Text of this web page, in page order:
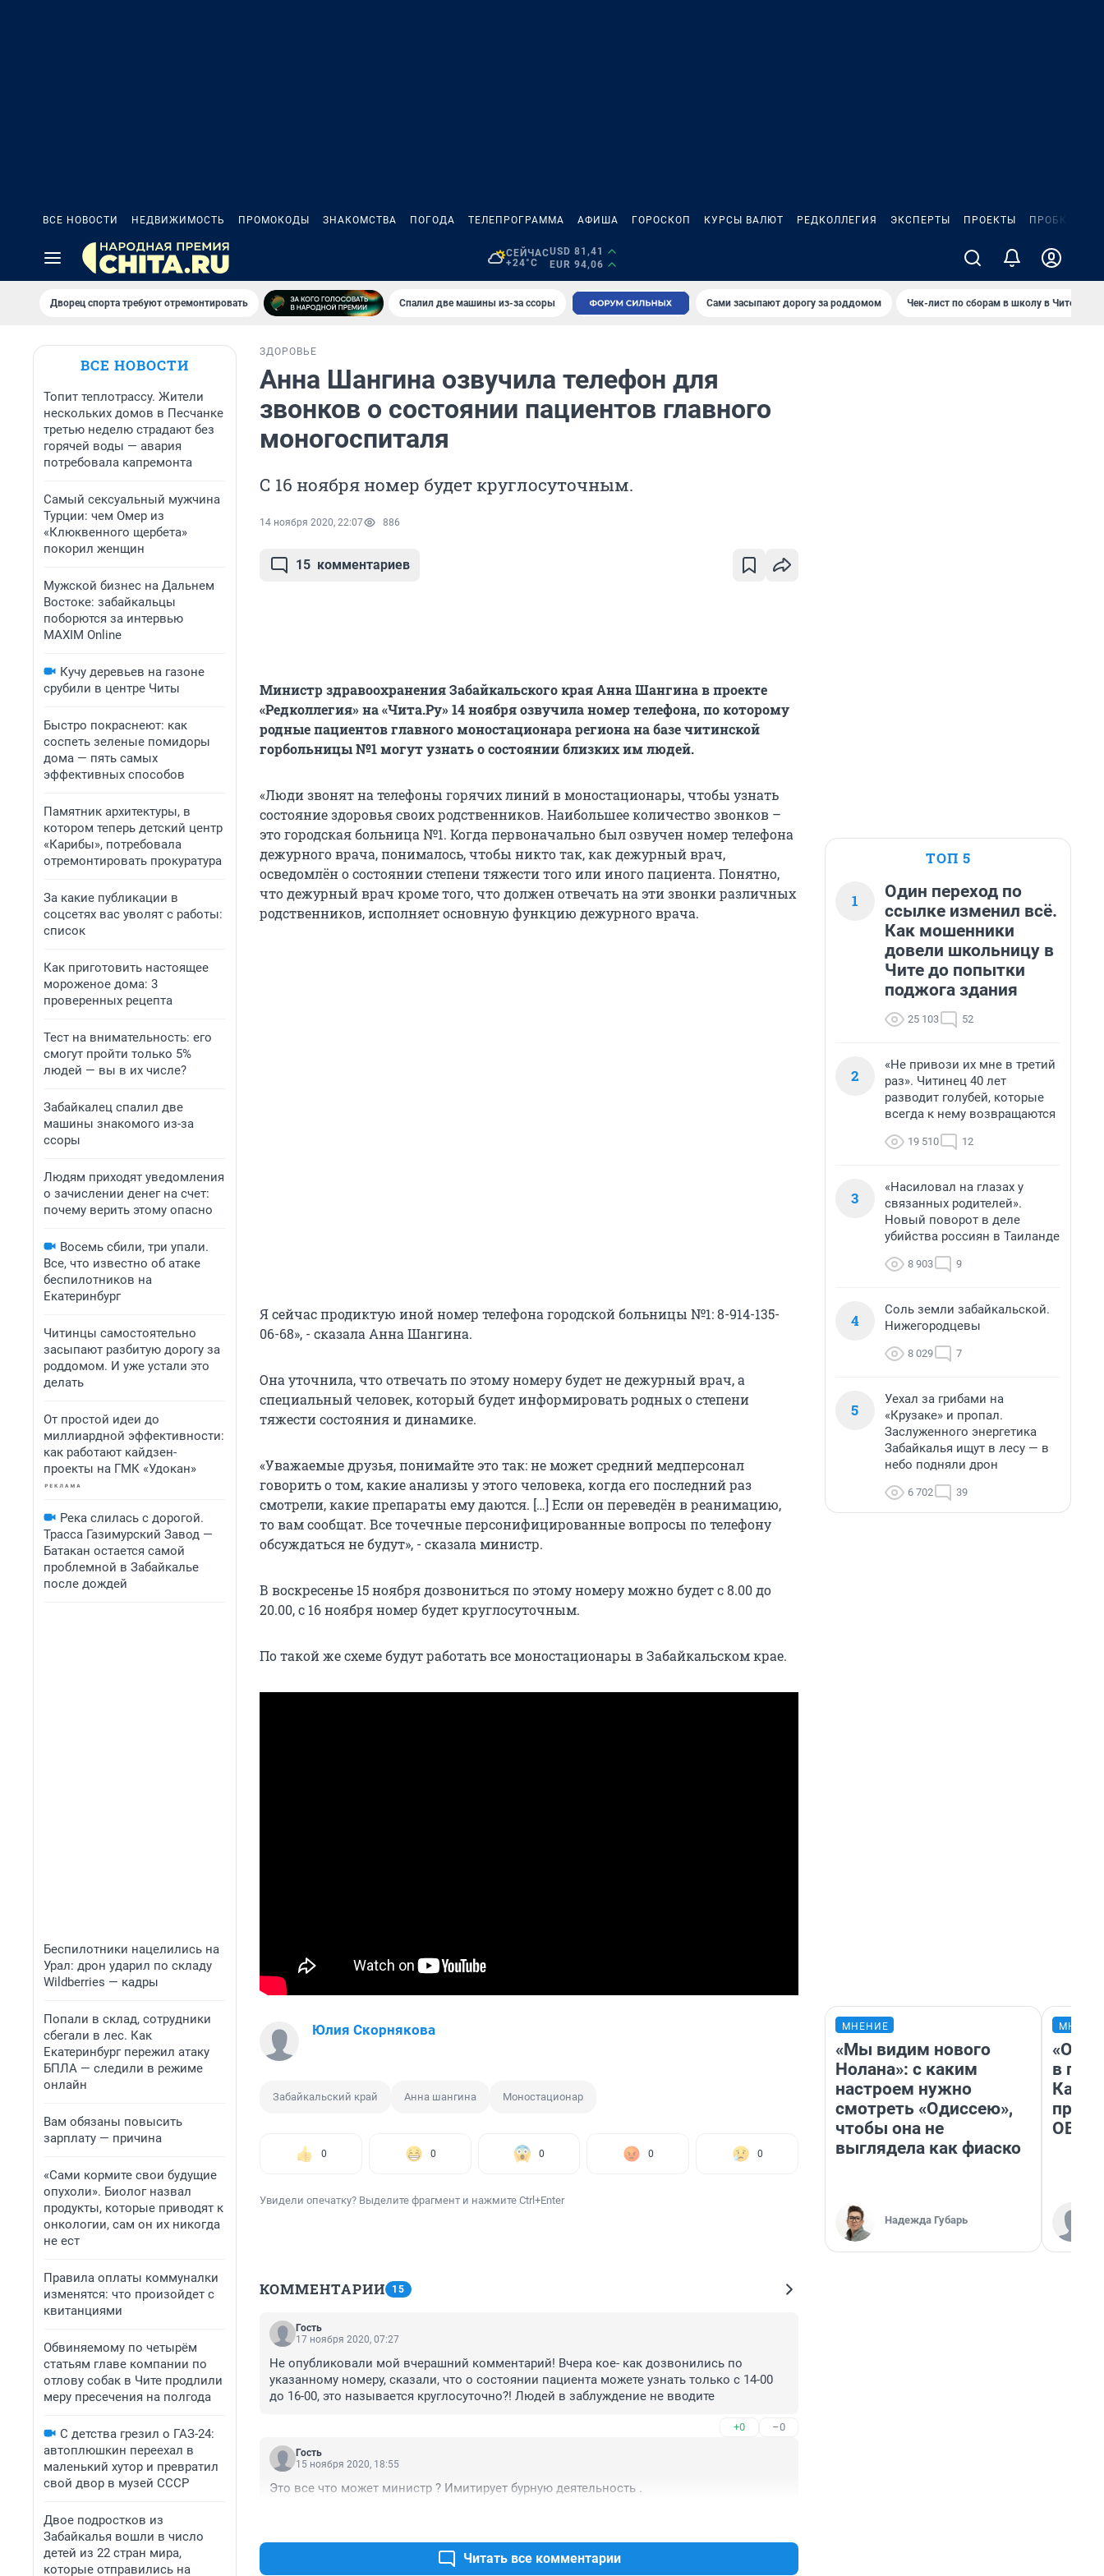
ВСЕ НОВОСТИ НЕДВИЖИМОСТЬ ПРОМОКОДЫ ЗНАКОМСТВА ПОГОДА ТЕЛЕПРОГРАММА АФИША ГОРОСКОП КУРСЫ ВАЛЮТ РЕДКОЛЛЕГИЯ ЭКСПЕРТЫ ПРОЕКТЫ ПРОБКИ
СЕЙЧАС
+24°C
USD 81,41
EUR 94,06
Дворец спорта требуют отремонтировать Спалил две машины из-за ссоры Сами засыпают дорогу за роддомом Чек-лист по сборам в школу в Чите
ВСЕ НОВОСТИ
Топит теплотрассу. Жители
нескольких домов в Песчанке
третью неделю страдают без
горячей воды — авария
потребовала капремонта
Самый сексуальный мужчина
Турции: чем Омер из
«Клюквенного щербета»
покорил женщин
Мужской бизнес на Дальнем
Востоке: забайкальцы
поборются за интервью
MAXIM Online
Кучу деревьев на газоне
срубили в центре Читы
Быстро покраснеют: как
соспеть зеленые помидоры
дома — пять самых
эффективных способов
Памятник архитектуры, в
котором теперь детский центр
«Карибы», потребовала
отремонтировать прокуратура
За какие публикации в
соцсетях вас уволят с работы:
список
Как приготовить настоящее
мороженое дома: 3
проверенных рецепта
Тест на внимательность: его
смогут пройти только 5%
людей — вы в их числе?
Забайкалец спалил две
машины знакомого из-за
ссоры
Людям приходят уведомления
о зачислении денег на счет:
почему верить этому опасно
Восемь сбили, три упали.
Все, что известно об атаке
беспилотников на
Екатеринбург
Читинцы самостоятельно
засыпают разбитую дорогу за
роддомом. И уже устали это
делать
От простой идеи до
миллиардной эффективности:
как работают кайдзен-
проекты на ГМК «Удокан»
Река слилась с дорогой.
Трасса Газимурский Завод —
Батакан остается самой
проблемной в Забайкалье
после дождей
Беспилотники нацелились на
Урал: дрон ударил по складу
Wildberries — кадры
Попали в склад, сотрудники
сбегали в лес. Как
Екатеринбург пережил атаку
БПЛА — следили в режиме
онлайн
Вам обязаны повысить
зарплату — причина
«Сами кормите свои будущие
опухоли». Биолог назвал
продукты, которые приводят к
онкологии, сам он их никогда
не ест
Правила оплаты коммуналки
изменятся: что произойдет с
квитанциями
Обвиняемому по четырём
статьям главе компании по
отлову собак в Чите продлили
меру пресечения на полгода
С детства грезил о ГАЗ-24:
автоплюшкин переехал в
маленький хутор и превратил
свой двор в музей СССР
Двое подростков из
Забайкалья вошли в число
детей из 22 стран мира,
которые отправились на
ЗДОРОВЬЕ
Анна Шангина озвучила телефон для
звонков о состоянии пациентов главного
моногоспиталя
С 16 ноября номер будет круглосуточным.
14 ноября 2020, 22:07 886
15 комментариев
Министр здравоохранения Забайкальского края Анна Шангина в проекте
«Редколлегия» на «Чита.Ру» 14 ноября озвучила номер телефона, по которому
родные пациентов главного моностационара региона на базе читинской
горбольницы №1 могут узнать о состоянии близких им людей.
«Люди звонят на телефоны горячих линий в моностационары, чтобы узнать
состояние здоровья своих родственников. Наибольшее количество звонков –
это городская больница №1. Когда первоначально был озвучен номер телефона
дежурного врача, понималось, чтобы никто так, как дежурный врач,
осведомлён о состоянии степени тяжести того или иного пациента. Понятно,
что дежурный врач кроме того, что должен отвечать на эти звонки различных
родственников, исполняет основную функцию дежурного врача.
Я сейчас продиктую иной номер телефона городской больницы №1: 8-914-135-
06-68», - сказала Анна Шангина.
Она уточнила, что отвечать по этому номеру будет не дежурный врач, а
специальный человек, который будет информировать родных о степени
тяжести состояния и динамике.
«Уважаемые друзья, понимайте это так: не может средний медперсонал
говорить о том, какие анализы у этого человека, когда его последний раз
смотрели, какие препараты ему даются. […] Если он переведён в реанимацию,
то вам сообщат. Все точечные персонифицированные вопросы по телефону
обсуждаться не будут», - сказала министр.
В воскресенье 15 ноября дозвониться по этому номеру можно будет с 8.00 до
20.00, с 16 ноября номер будет круглосуточным.
По такой же схеме будут работать все моностационары в Забайкальском крае.
Юлия Скорнякова
Забайкальский край Анна шангина Моностационар
0 0 0 0 0
Увидели опечатку? Выделите фрагмент и нажмите Ctrl+Enter
КОММЕНТАРИИ 15
Гость
17 ноября 2020, 07:27
Не опубликовали мой вчерашний комментарий! Вчера кое- как дозвонились по
указанному номеру, сказали, что о состоянии пациента можете узнать только с 14-00
до 16-00, это называется круглосуточно?! Людей в заблуждение не вводите
+0 –0
Гость
15 ноября 2020, 18:55
Это все что может министр ? Имитирует бурную деятельность .
Читать все комментарии
ТОП 5
1
Один переход по
ссылке изменил всё.
Как мошенники
довели школьницу в
Чите до попытки
поджога здания
25 103 52
2
«Не привози их мне в третий
раз». Читинец 40 лет
разводит голубей, которые
всегда к нему возвращаются
19 510 12
3
«Насиловал на глазах у
связанных родителей».
Новый поворот в деле
убийства россиян в Таиланде
8 903 9
4
Соль земли забайкальской.
Нижегородцевы
8 029 7
5
Уехал за грибами на
«Крузаке» и пропал.
Заслуженного энергетика
Забайкалья ищут в лесу — в
небо подняли дрон
6 702 39
МНЕНИЕ
«Мы видим нового
Нолана»: с каким
настроем нужно
смотреть «Одиссею»,
чтобы она не
выглядела как фиаско
Надежда Губарь
в
Как в
ОВЗ